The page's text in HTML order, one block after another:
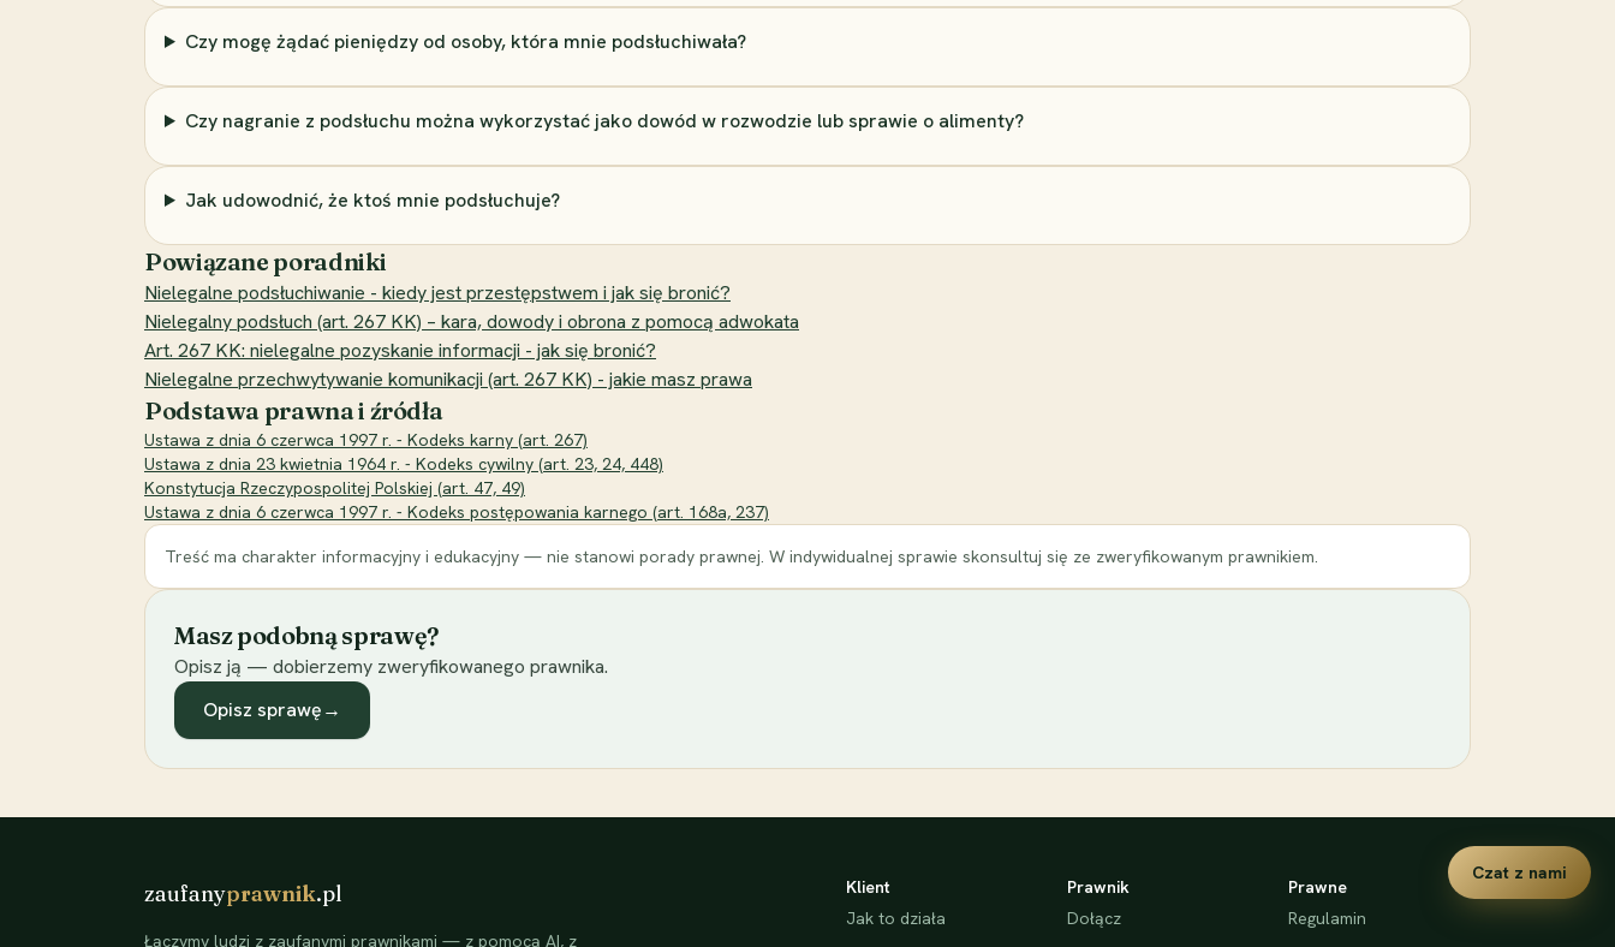
Czy mogę żądać pieniędzy od osoby, która mnie podsłuchiwała?
Czy nagranie z podsłuchu można wykorzystać jako dowód w rozwodzie lub sprawie o alimenty?
Jak udowodnić, że ktoś mnie podsłuchuje?
Powiązane poradniki
Nielegalne podsłuchiwanie - kiedy jest przestępstwem i jak się bronić?
Nielegalny podsłuch (art. 267 KK) – kara, dowody i obrona z pomocą adwokata
Art. 267 KK: nielegalne pozyskanie informacji - jak się bronić?
Nielegalne przechwytywanie komunikacji (art. 267 KK) - jakie masz prawa
Podstawa prawna i źródła
Ustawa z dnia 6 czerwca 1997 r. - Kodeks karny (art. 267)
Ustawa z dnia 23 kwietnia 1964 r. - Kodeks cywilny (art. 23, 24, 448)
Konstytucja Rzeczypospolitej Polskiej (art. 47, 49)
Ustawa z dnia 6 czerwca 1997 r. - Kodeks postępowania karnego (art. 168a, 237)
Treść ma charakter informacyjny i edukacyjny — nie stanowi porady prawnej. W indywidualnej sprawie skonsultuj się ze zweryfikowanym prawnikiem.
Masz podobną sprawę?
Opisz ją — dobierzemy zweryfikowanego prawnika.
Opisz sprawę→
zaufanyprawnik.pl
Łączymy ludzi z zaufanymi prawnikami — z pomocą AI, z
Klient
Jak to działa
Prawnik
Dołącz
Prawne
Regulamin
Czat z nami